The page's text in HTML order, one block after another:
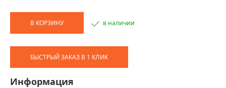
В КОРЗИНУ в наличии
БЫСТРЫЙ ЗАКАЗ В 1 КЛИК
Информация